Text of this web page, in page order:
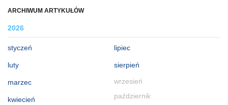
ARCHIWUM ARTYKUŁÓW
2026
styczeń
luty
marzec
kwiecień
lipiec
sierpień
wrzesień
październik